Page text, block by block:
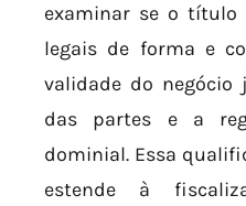
examinar se o título
legais de forma e
validade do negócio
das partes e a
dominial. Essa
estende à